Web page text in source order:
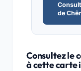
de
Consultez le
à cette carte